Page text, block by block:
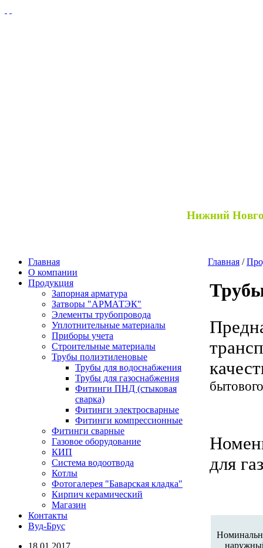
Нижний
Главная
О компании
Продукция
Запорная арматура
Затворы "АРМАТЭК"
Элементы трубопровода
Уплотнительные материалы
Приборы учета
Строительные материалы
Трубы полиэтиленовые
Трубы для водоснабжения
Трубы для газоснабжения
Фитинги ПНД (стыковая
сварка)
Фитинги электросварные
Фитинги компрессионные
Фитинги сварные
Газовое оборудование
КИП
Система водоотвода
Котлы
Фотогалерея "Баварская кладка"
Кирпич керамический
Магазин
Контакты
Вуд-Брус
Главная /
для